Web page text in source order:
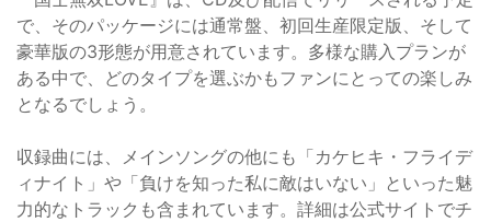
で、そのパッケージには通常盤、初回生産限定版、そして
豪華版の3形態が用意されています。多様な購入プランが
ある中で、どのタイプを選ぶかもファンにとっての楽しみ
となるでしょう。
収録曲には、メインソングの他にも「カケヒキ・フライデ
ィナイト」や「負けを知った私に敵はいない」といった魅
力的なトラックも含まれています。詳細は公式サイトでチ